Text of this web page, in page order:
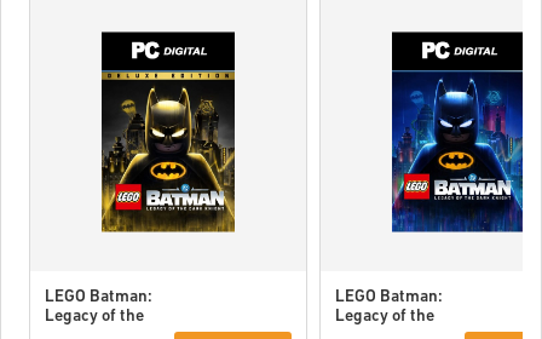
LEGO Batman:
Legacy of the
LEGO Batman:
Legacy of the